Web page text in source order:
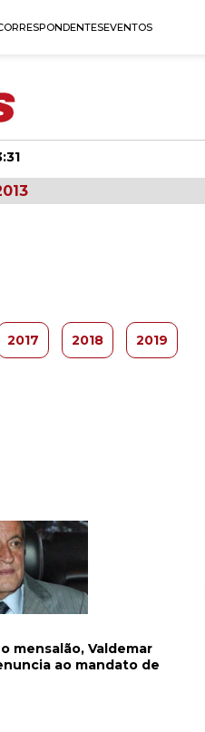
EVENTOS
2017 2018 2019
mensalão, Valdemar
ao mandato de